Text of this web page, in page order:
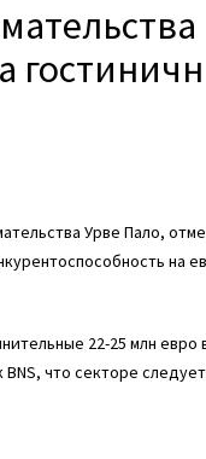
Урве Пало,
на
22-25 млн евро
что секторе